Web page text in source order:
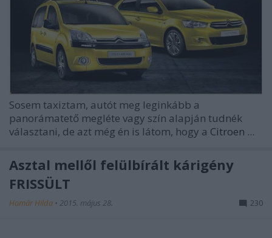
Sosem taxiztam, autót meg leginkább a
panorámatető megléte vagy szín alapján tudnék
választani, de azt még én is látom, hogy a Citroen ...
Asztal mellől felülbírált kárigény
FRISSÜLT
Homár Hilda • 2015. május 28. 230